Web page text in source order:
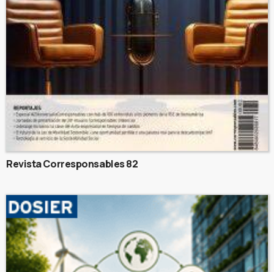
Revista Corresponsables 82